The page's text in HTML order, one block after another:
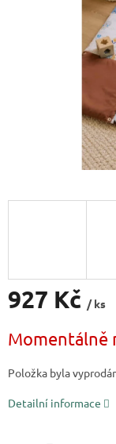
927 Kč / ks
cena:
Momentálně
Položka byla
Detailní informace